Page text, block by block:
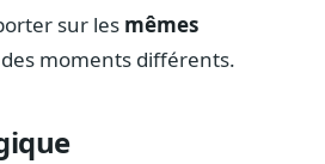
sur les mêmes
moments différents.